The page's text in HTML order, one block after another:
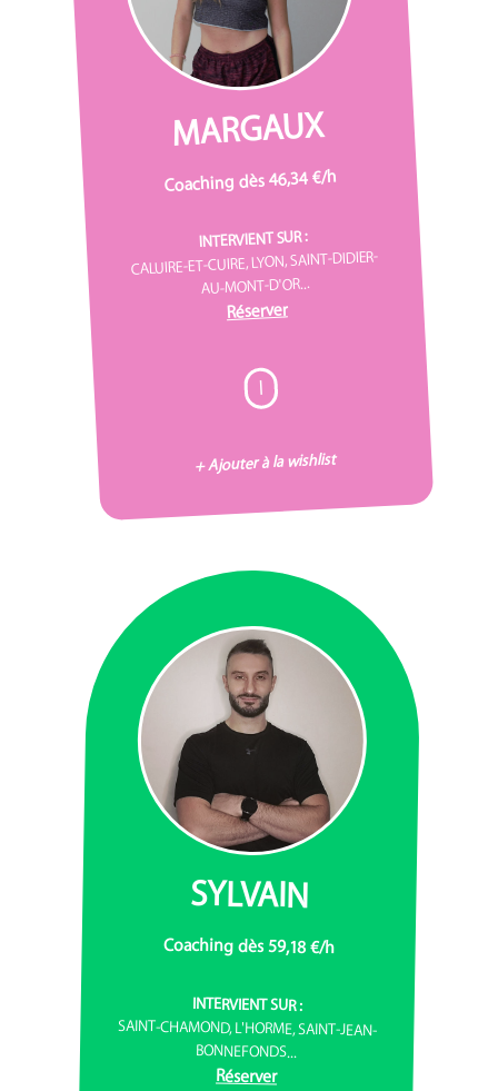
MARGAUX
Coaching dès 46,34 €/h
INTERVIENT SUR :
CALUIRE-ET-CUIRE, LYON, SAINT-DIDIER-
AU-MONT-D'OR...
Réserver
I
+ Ajouter à la wishlist
SYLVAIN
Coaching dès 59,18 €/h
INTERVIENT SUR :
SAINT-CHAMOND, L'HORME, SAINT-JEAN-
BONNEFONDS...
Réserver